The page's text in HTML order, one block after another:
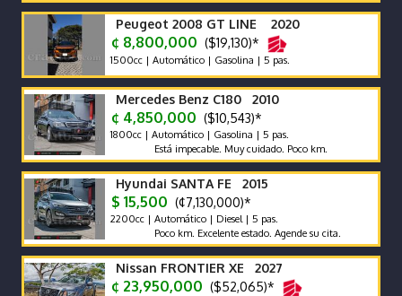
Peugeot 2008 GT LINE 2020
¢ 8,800,000 ($19,130)*
1500cc | Automático | Gasolina | 5 pas.
Mercedes Benz C180 2010
¢ 4,850,000 ($10,543)*
1800cc | Automático | Gasolina | 5 pas.
Está impecable. Muy cuidado. Poco km.
Hyundai SANTA FE 2015
$ 15,500 (¢7,130,000)*
2200cc | Automático | Diesel | 5 pas.
Poco km. Excelente estado. Agende su cita.
Nissan FRONTIER XE 2027
¢ 23,950,000 ($52,065)*